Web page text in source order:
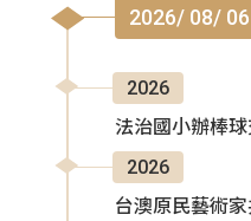
2026/ 08/ 06
2026
法治國小辦棒
2026
台澳原民藝術